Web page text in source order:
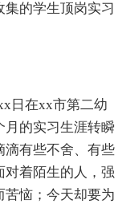
的学生顶岗实习
日在xx市第二幼
月的实习生涯转瞬
滴有些不舍、有些
对着陌生的人，强
苦恼；今天却要为